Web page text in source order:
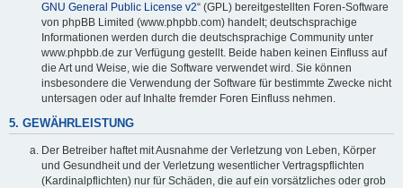
GNU General Public License v2“ (GPL) bereitgestellten Foren-Software
von phpBB Limited (www.phpbb.com) handelt; deutschsprachige
Informationen werden durch die deutschsprachige Community unter
www.phpbb.de zur Verfügung gestellt. Beide haben keinen Einfluss auf
die Art und Weise, wie die Software verwendet wird. Sie können
insbesondere die Verwendung der Software für bestimmte Zwecke nicht
untersagen oder auf Inhalte fremder Foren Einfluss nehmen.
5. GEWÄHRLEISTUNG
Der Betreiber haftet mit Ausnahme der Verletzung von Leben, Körper
und Gesundheit und der Verletzung wesentlicher Vertragspflichten
(Kardinalpflichten) nur für Schäden, die auf ein vorsätzliches oder grob